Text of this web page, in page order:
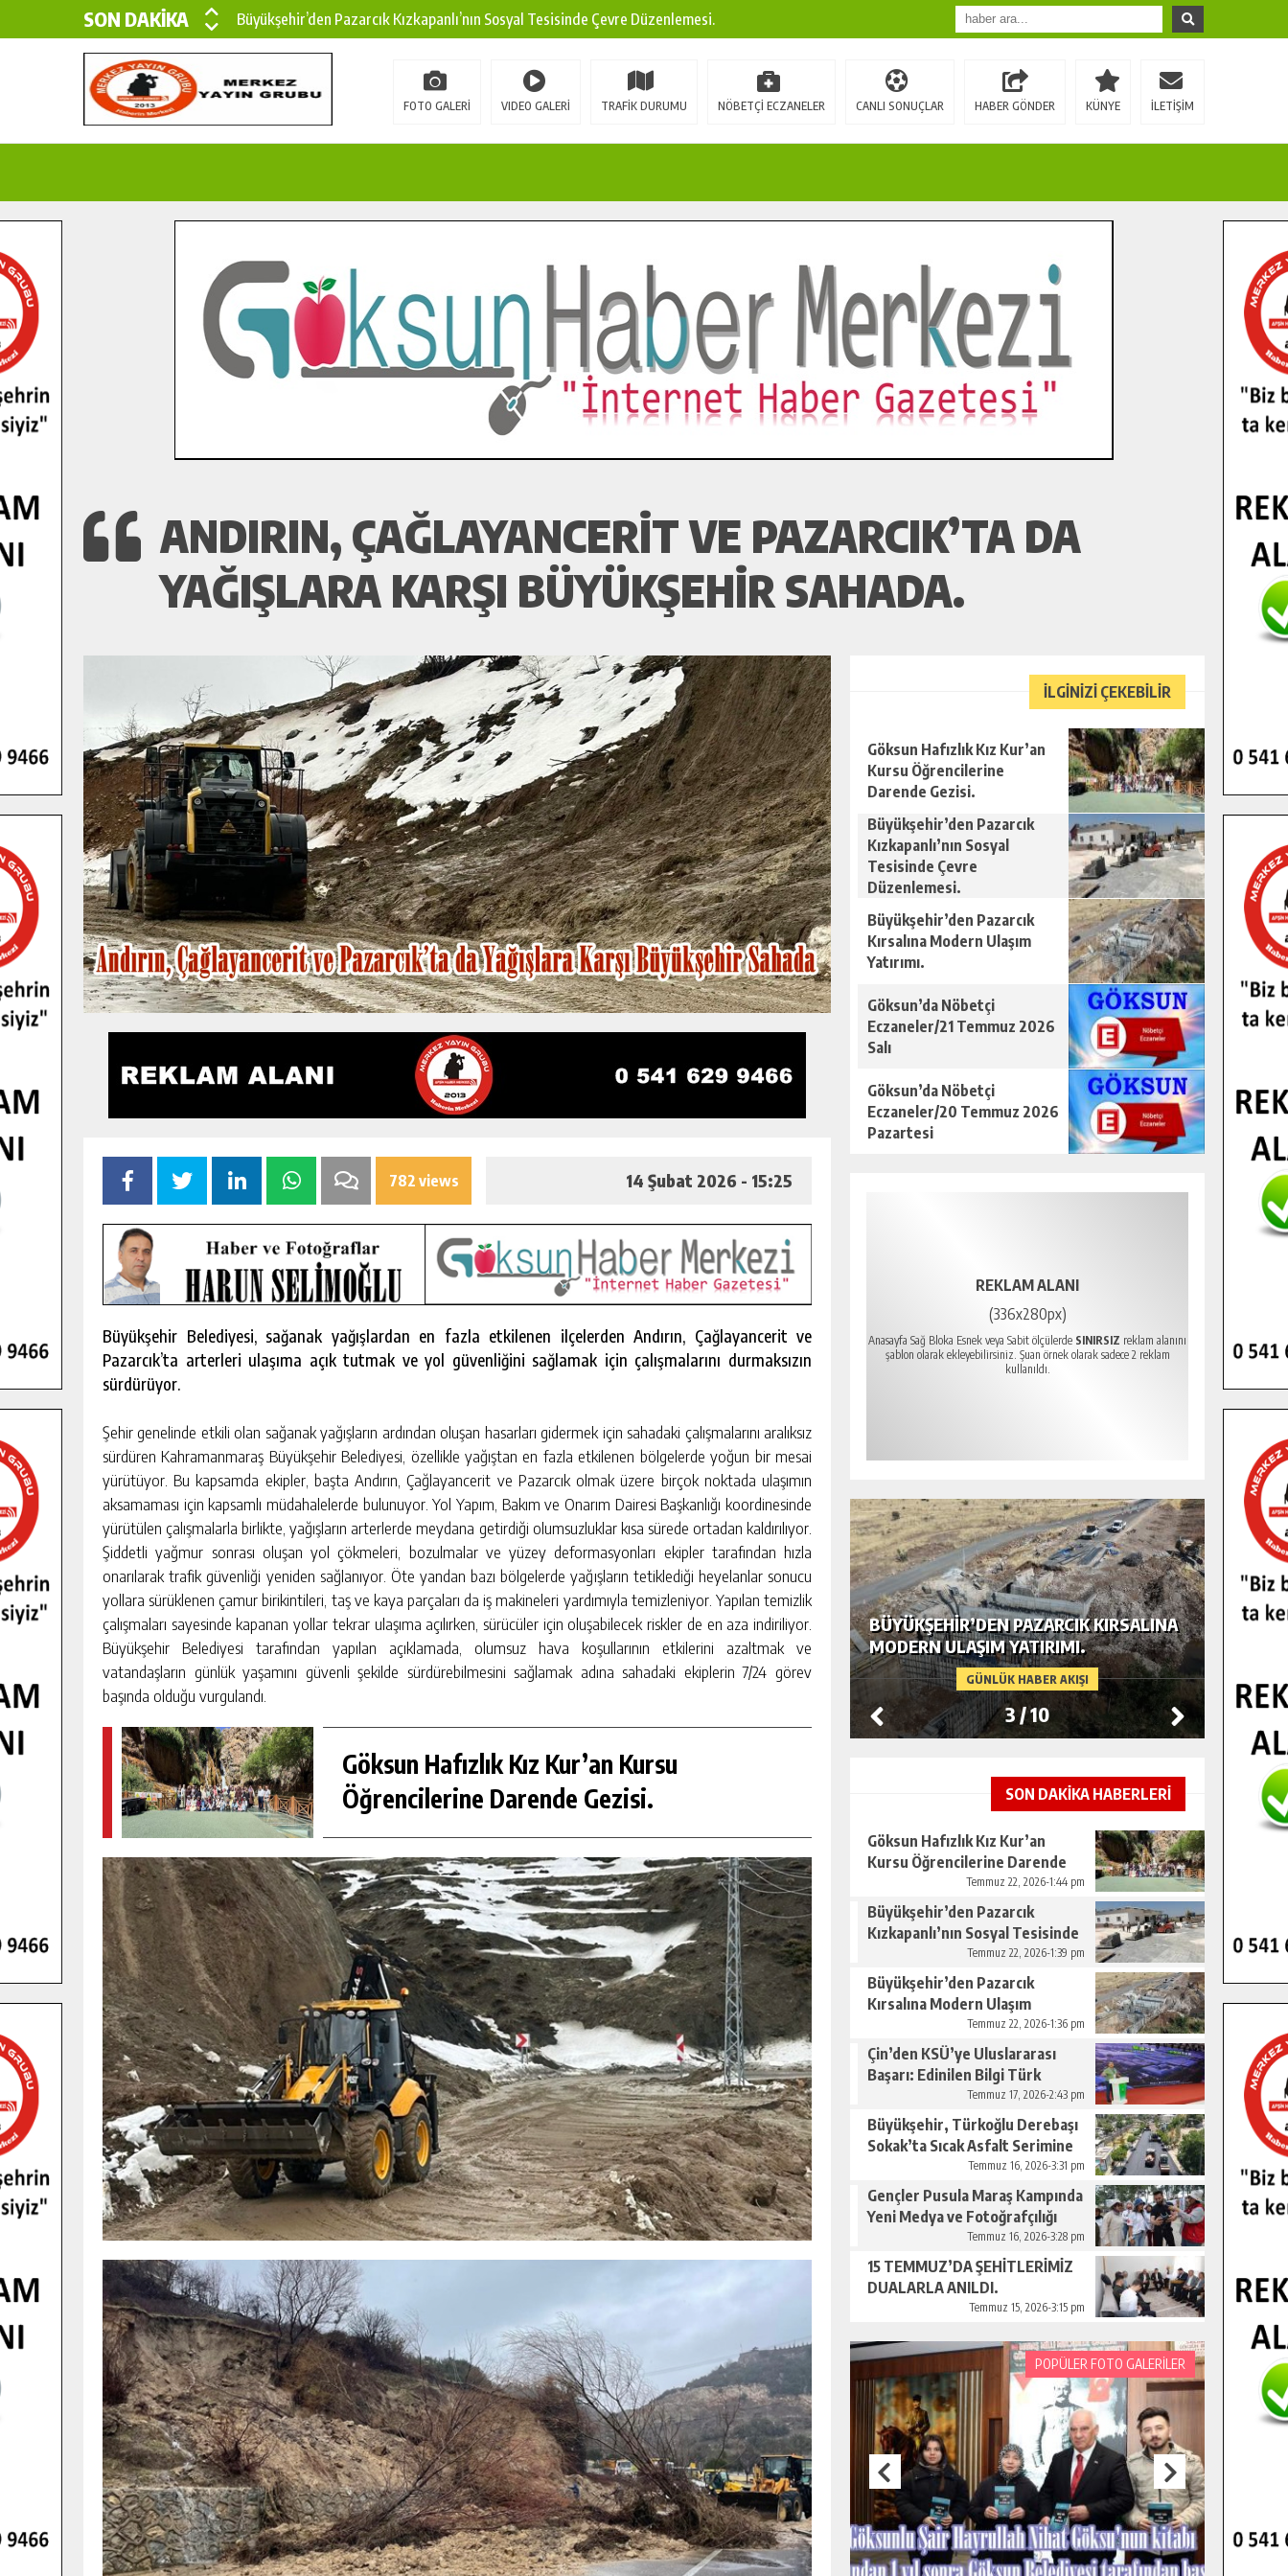
SON DAKİKA
Büyükşehir’den Pazarcık Kırsalına Modern Ulaşım Yatırımı.
Çin’den KSÜ’ye Uluslararası Başarı: Edinilen Bilgi Türk Tarımına Katkı Sağlayacak.
Büyükşehir, Türkoğlu Derebaşı Sokak’ta Sıcak Asfalt Serimine Başladı.
Bertiz’in Yeni Köprüsünde Sona Doğru.
FOTO GALERİ VIDEO GALERİ TRAFİK DURUMU NÖBETÇİ ECZANELER CANLI SONUÇLAR HABER GÖNDER KÜNYE İLETİŞİM
ANDIRIN, ÇAĞLAYANCERIT VE PAZARCIK’TA DA
YAĞIŞLARA KARŞI BÜYÜKŞEHIR SAHADA.
782 views 14 Şubat 2026 - 15:25
Büyükşehir Belediyesi, sağanak yağışlardan en fazla etkilenen ilçelerden Andırın, Çağlayancerit ve
Pazarcık’ta arterleri ulaşıma açık tutmak ve yol güvenliğini sağlamak için çalışmalarını durmaksızın
sürdürüyor.
Şehir genelinde etkili olan sağanak yağışların ardından oluşan hasarları gidermek için sahadaki çalışmalarını aralıksız
sürdüren Kahramanmaraş Büyükşehir Belediyesi, özellikle yağıştan en fazla etkilenen bölgelerde yoğun bir mesai
yürütüyor. Bu kapsamda ekipler, başta Andırın, Çağlayancerit ve Pazarcık olmak üzere birçok noktada ulaşımın
aksamaması için kapsamlı müdahalelerde bulunuyor. Yol Yapım, Bakım ve Onarım Dairesi Başkanlığı koordinesinde
yürütülen çalışmalarla birlikte, yağışların arterlerde meydana getirdiği olumsuzluklar kısa sürede ortadan kaldırılıyor.
Şiddetli yağmur sonrası oluşan yol çökmeleri, bozulmalar ve yüzey deformasyonları ekipler tarafından hızla
onarılarak trafik güvenliği yeniden sağlanıyor. Öte yandan bazı bölgelerde yağışların tetiklediği heyelanlar sonucu
yollara sürüklenen çamur birikintileri, taş ve kaya parçaları da iş makineleri yardımıyla temizleniyor. Yapılan temizlik
çalışmaları sayesinde kapanan yollar tekrar ulaşıma açılırken, sürücüler için oluşabilecek riskler de en aza indiriliyor.
Büyükşehir Belediyesi tarafından yapılan açıklamada, olumsuz hava koşullarının etkilerini azaltmak ve
vatandaşların günlük yaşamını güvenli şekilde sürdürebilmesini sağlamak adına sahadaki ekiplerin 7/24 görev
başında olduğu vurgulandı.
Göksun Hafızlık Kız Kur’an Kursu
Öğrencilerine Darende Gezisi.
İLGİNİZİ ÇEKEBİLİR
Göksun Hafızlık Kız Kur’an
Kursu Öğrencilerine
Darende Gezisi.
Büyükşehir’den Pazarcık
Kızkapanlı’nın Sosyal
Tesisinde Çevre
Düzenlemesi.
Büyükşehir’den Pazarcık
Kırsalına Modern Ulaşım
Yatırımı.
Göksun’da Nöbetçi
Eczaneler/21 Temmuz 2026
Salı
Göksun’da Nöbetçi
Eczaneler/20 Temmuz 2026
Pazartesi
REKLAM ALANI
(336x280px)
Anasayfa Sağ Bloka Esnek veya Sabit ölçülerde SINIRSIZ reklam alanını
şablon olarak ekleyebilirsiniz. Şuan örnek olarak sadece 2 reklam
kullanıldı.
GÜNLÜK HABER AKIŞI
GÖKSUN HAFIZLIK KIZ KUR’AN KURSU
ÖĞRENCILERINE DARENDE GEZISI.
GÜNLÜK HABER AKIŞI
BÜYÜKŞEHIR’DEN PAZARCIK
KIZKAPANLI’NIN SOSYAL TESISINDE
ÇEVRE DÜZENLEMESI.
GÜNLÜK HABER AKIŞI
BÜYÜKŞEHIR’DEN PAZARCIK KIRSALINA
MODERN ULAŞIM YATIRIMI.
3/10
SON DAKİKA HABERLERİ
Göksun Hafızlık Kız Kur’an
Kursu Öğrencilerine Darende
Temmuz 22, 2026-1:44 pm
Büyükşehir’den Pazarcık
Kızkapanlı’nın Sosyal Tesisinde
Çevre Düzenlemesi.Temmuz 22, 2026-1:39 pm
Büyükşehir’den Pazarcık
Kırsalına Modern Ulaşım
Temmuz 22, 2026-1:36 pm
Çin’den KSÜ’ye Uluslararası
Başarı: Edinilen Bilgi Türk
Tarımına Katkı Sağlayacak.
Temmuz 17, 2026-2:43 pm
Büyükşehir, Türkoğlu Derebaşı
Sokak’ta Sıcak Asfalt Serimine
Temmuz 16, 2026-3:31 pm
Gençler Pusula Maraş Kampında
Yeni Medya ve Fotoğrafçılığı
Temmuz 16, 2026-3:28 pm
15 TEMMUZ’DA ŞEHİTLERİMİZ
DUALARLA ANILDI.
Temmuz 15, 2026-3:15 pm
POPÜLER FOTO GALERİLER